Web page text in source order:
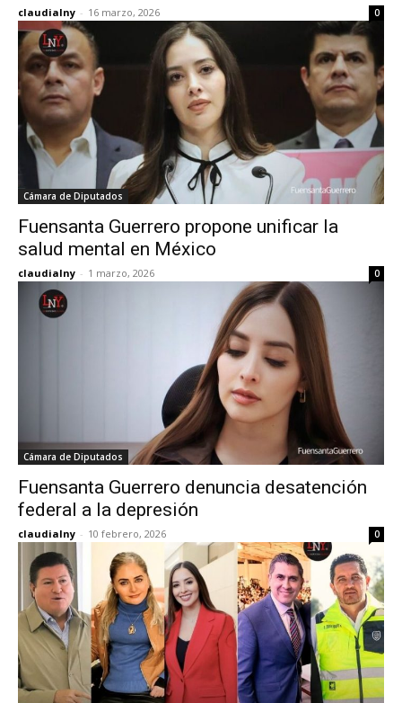
claudialny - 16 marzo, 2026 0
Cámara de Diputados
Fuensanta Guerrero propone unificar la
salud mental en México
claudialny - 1 marzo, 2026 0
Cámara de Diputados
Fuensanta Guerrero denuncia desatención
federal a la depresión
claudialny - 10 febrero, 2026 0